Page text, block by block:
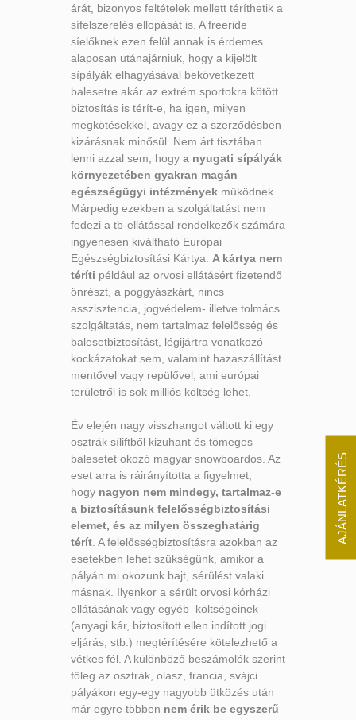
AJÁNLATKÉRÉS
árát, bizonyos feltételek mellett téríthetik a
sífelszerelés ellopását is. A freeride
síelőknek ezen felül annak is érdemes
alaposan utánajárniuk, hogy a kijelölt
sípályák elhagyásával bekövetkezett
balesetre akár az extrém sportokra kötött
biztosítás is térít-e, ha igen, milyen
megkötésekkel, avagy ez a szerződésben
kizárásnak minősül. Nem árt tisztában
lenni azzal sem, hogy a nyugati sípályák
környezetében gyakran magán
egészségügyi intézmények működnek.
Márpedig ezekben a szolgáltatást nem
fedezi a tb-ellátással rendelkezők számára
ingyenesen kiváltható Európai
Egészségbiztosítási Kártya.
A kártya nem
téríti például az orvosi ellátásért fizetendő
önrészt, a poggyászkárt, nincs
asszisztencia, jogvédelem- illetve tolmács
szolgáltatás, nem tartalmaz felelősség és
balesetbiztosítást, légijártra vonatkozó
kockázatokat sem, valamint hazaszállítást
mentővel vagy repülővel, ami európai
területről is sok milliós költség lehet.
Év elején nagy visszhangot váltott ki egy
osztrák síliftből kizuhant és tömeges
balesetet okozó magyar snowboardos. Az
eset arra is ráirányította a figyelmet,
hogy nagyon nem mindegy, tartalmaz-e
a biztosításunk felelősségbiztosítási
elemet, és az milyen összeghatárig
térít . A felelősségbiztosításra azokban az
esetekben lehet szükségünk, amikor a
pályán mi okozunk bajt, sérülést valaki
másnak. Ilyenkor a sérült orvosi kórházi
ellátásának vagy egyéb költségeinek
(anyagi kár, biztosított ellen indított jogi
eljárás, stb.) megtérítésére kötelezhető a
vétkes fél. A különböző beszámolók szerint
főleg az osztrák, olasz, francia, svájci
pályákon egy-egy nagyobb ütközés után
már egyre többen nem érik be egyszerű